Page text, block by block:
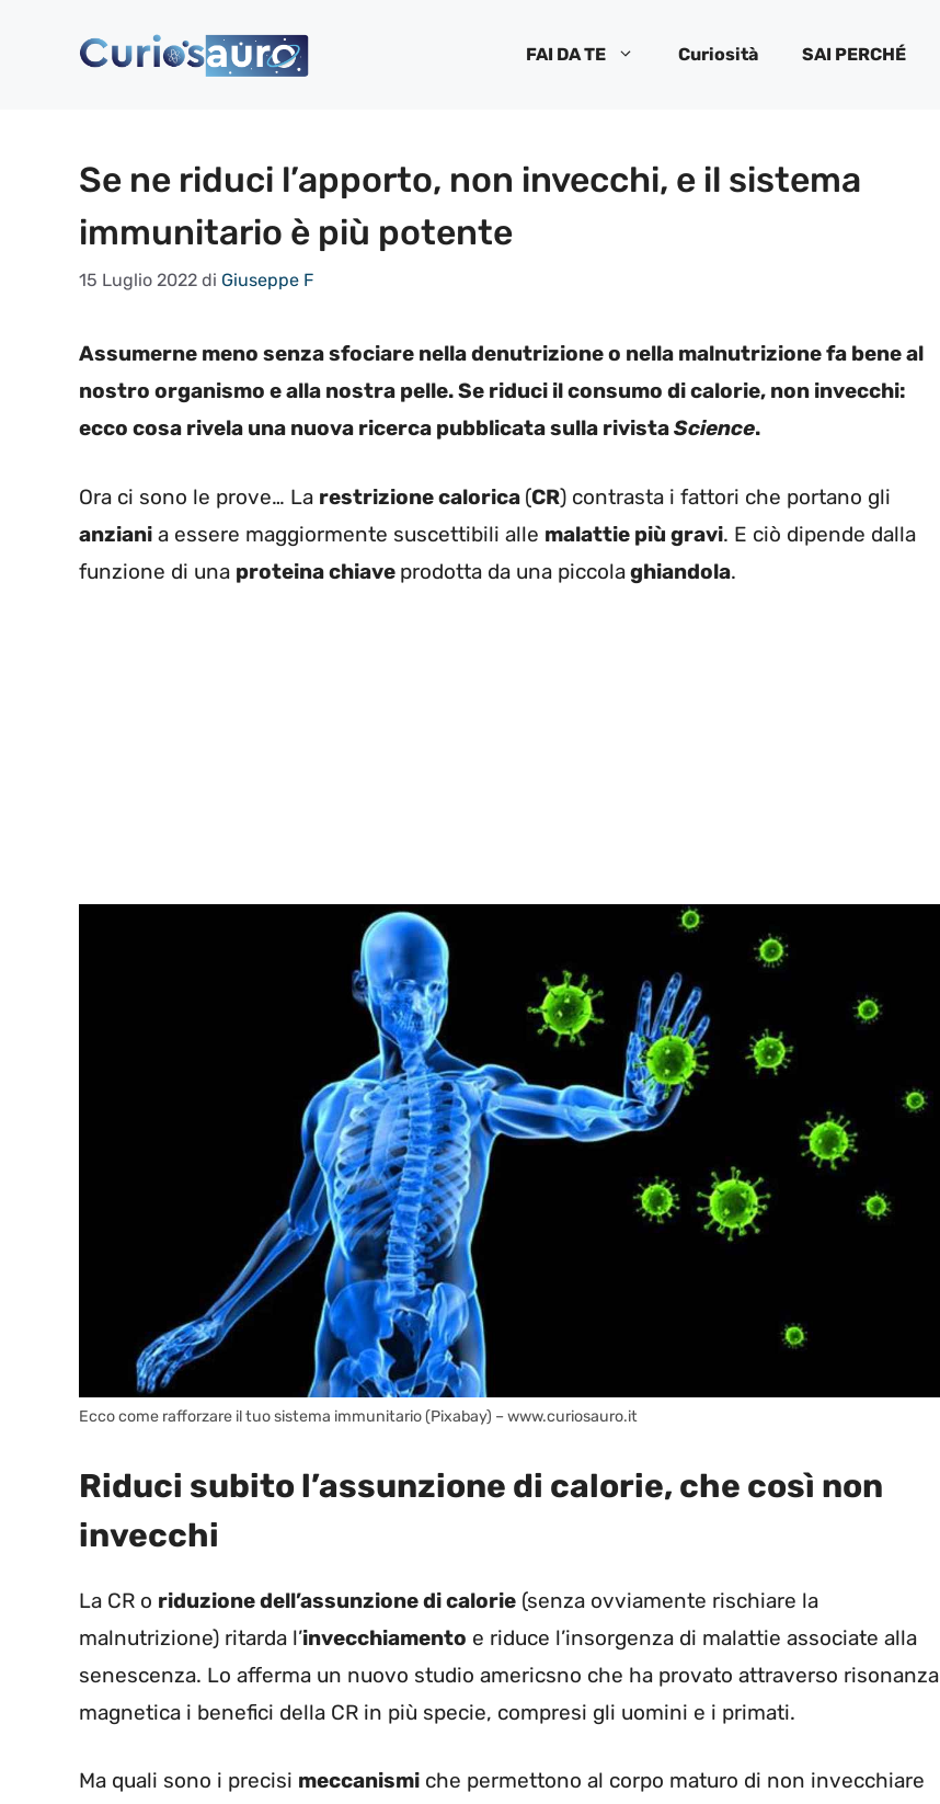
FAI DA TE Curiosità SAI PERCHÉ
Se ne riduci l’apporto, non invecchi, e il sistema
immunitario è più potente
15 Luglio 2022 di Giuseppe F
Assumerne meno senza sfociare nella denutrizione o nella malnutrizione fa bene al
nostro organismo e alla nostra pelle. Se riduci il consumo di calorie, non invecchi:
ecco cosa rivela una nuova ricerca pubblicata sulla rivistaScience.
Ora ci sono le prove… La restrizione calorica (CR) contrasta i fattori che portano gli
anziani a essere maggiormente suscettibili alle malattie più gravi. E ciò dipende dalla
funzione di una proteina chiave prodotta da una piccolaghiandola.
Ecco come rafforzare il tuo sistema immunitario (Pixabay) – www.curiosauro.it
Riduci subito l’assunzione di calorie, che così non
invecchi
La CR o riduzione dell’assunzione di calorie (senza ovviamente rischiare la
malnutrizione) ritarda l’invecchiamento e riduce l’insorgenza di malattie associate alla
senescenza. Lo afferma un nuovo studio americsno che ha provato attraverso risonanza
magnetica i benefici della CR in più specie, compresi gli uomini e i primati.
Ma quali sono i precisi meccanismi che permettono al corpo maturo di non invecchiare